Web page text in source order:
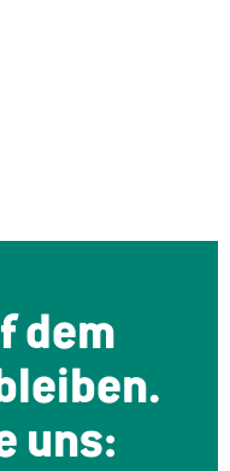
dem
uns: